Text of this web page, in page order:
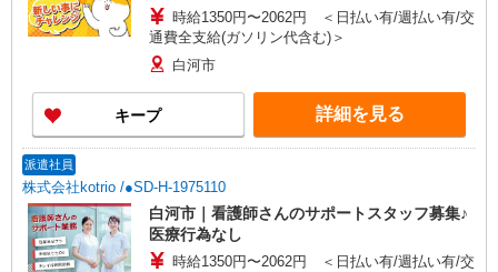
時給1350円〜2062円 ＜日払い有/週払い有/交
通費全支給(ガソリン代含む)＞
白河市
キープ 詳細を見る
派遣社員
株式会社kotrio /●SD-H-1975110
白河市｜看護師さんのサポートスタッフ募集♪
医療行為なし
時給1350円〜2062円 ＜日払い有/週払い有/交